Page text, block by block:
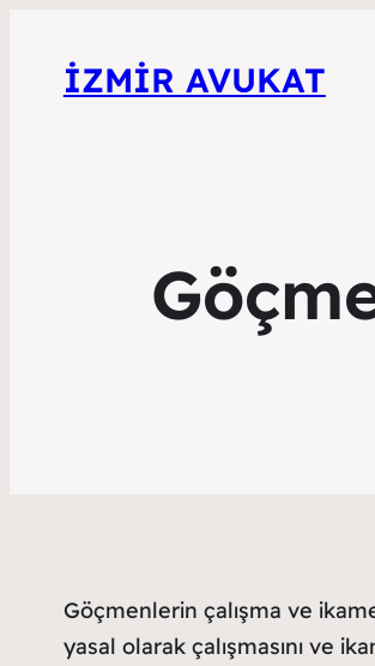
İZMIR AVUKAT
Göçmenlerin çalışma ve
yasal olarak çalışmasını ve